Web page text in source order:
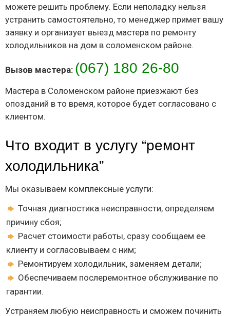
можете решить проблему. Если неполадку нельзя
устранить самостоятельно, то менеджер примет вашу
заявку и организует выезд мастера по ремонту
холодильников на дом в соломенском районе.
Вызов мастера: (067) 180 26-80
Мастера в Соломенском районе приезжают без
опозданий в то время, которое будет согласовано с
клиентом.
Что входит в услугу “ремонт
холодильника”
Мы оказываем комплексные услуги:
Точная диагностика неисправности, определяем
причину сбоя;
Расчет стоимости работы, сразу сообщаем ее
клиенту и согласовываем с ним;
Ремонтируем холодильник, заменяем детали;
Обеспечиваем послеремонтное обслуживание по
гарантии.
Устраняем любую неисправность и сможем починить